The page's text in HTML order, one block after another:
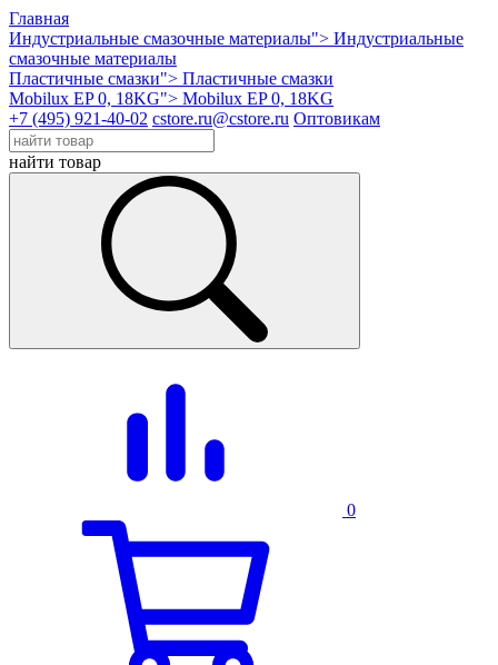
Главная
Индустриальные смазочные материалы"> Индустриальные
смазочные материалы
Пластичные смазки"> Пластичные смазки
Mobilux EP 0, 18KG"> Mobilux EP 0, 18KG
+7 (495) 921-40-02 cstore.ru@cstore.ru Оптовикам
найти товар
0